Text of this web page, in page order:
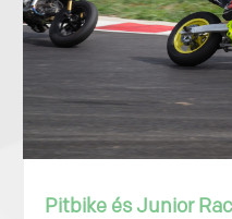
Pitbike és Junior